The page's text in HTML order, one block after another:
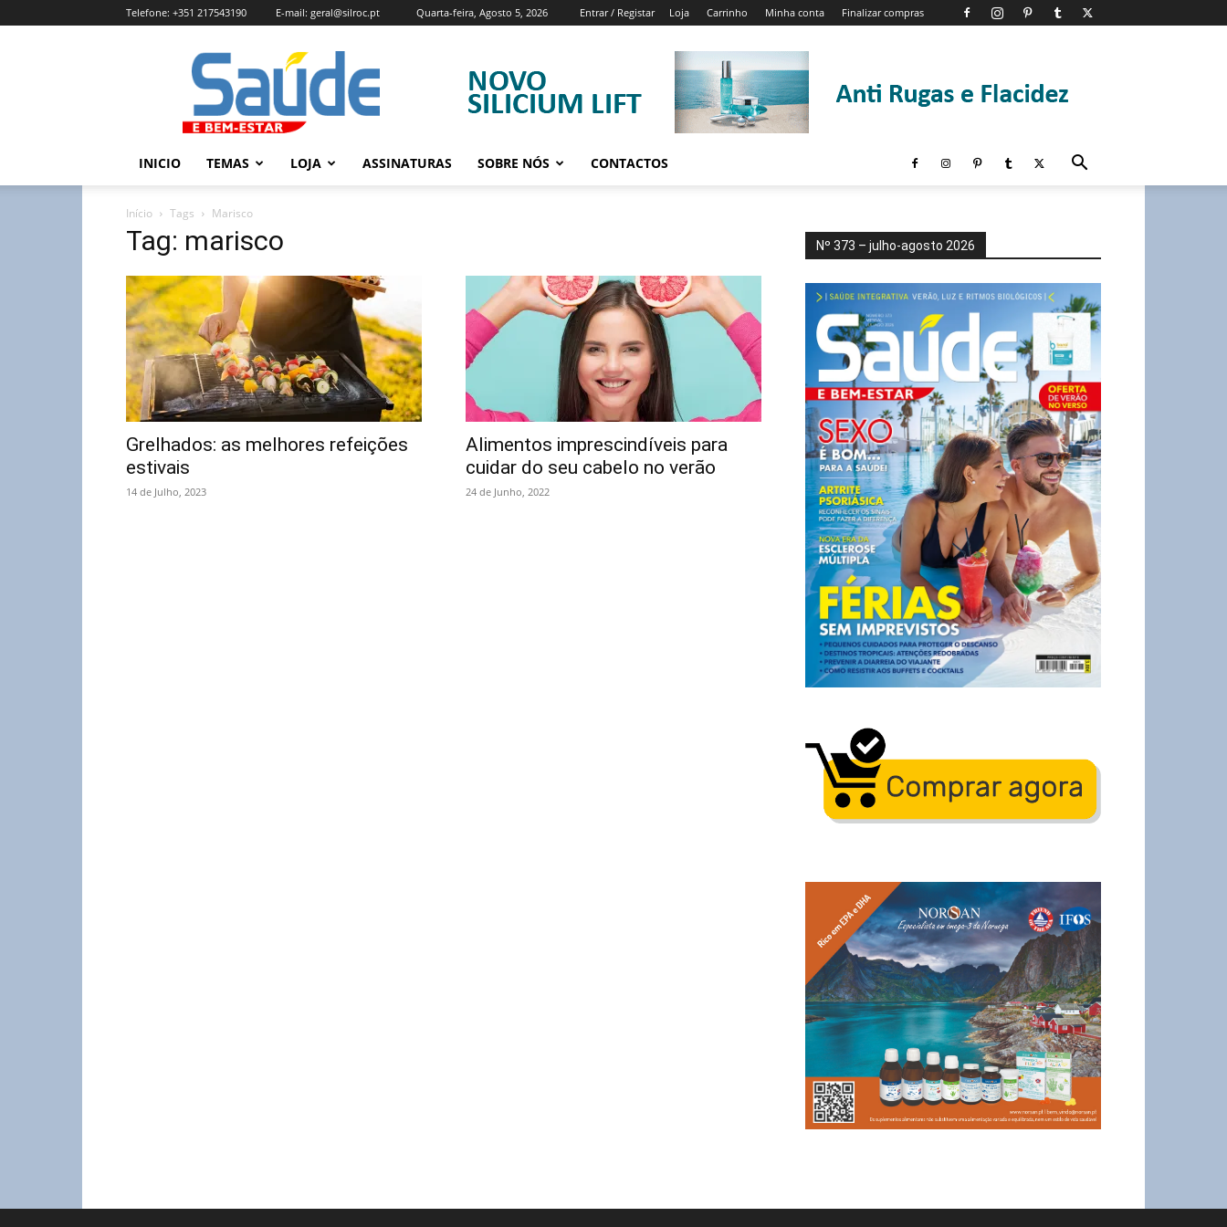
Quarta-feira, Agosto 5, 2026 Entrar / Registar Loja Carrinho Minha conta Finalizar compras
Telefone: +351 217543190 E-mail: geral@silroc.pt
Revista
Saúde
e
Bem
Estar
Edição
INICIO TEMAS LOJA ASSINATURAS SOBRE NÓS CONTACTOS
Início Tags Marisco
Tag: marisco
Grelhados: as melhores refeições
estivais
14 de Julho, 2023
Alimentos imprescindíveis para
cuidar do seu cabelo no verão
24 de Junho, 2022
Nº 373 – julho-agosto 2026